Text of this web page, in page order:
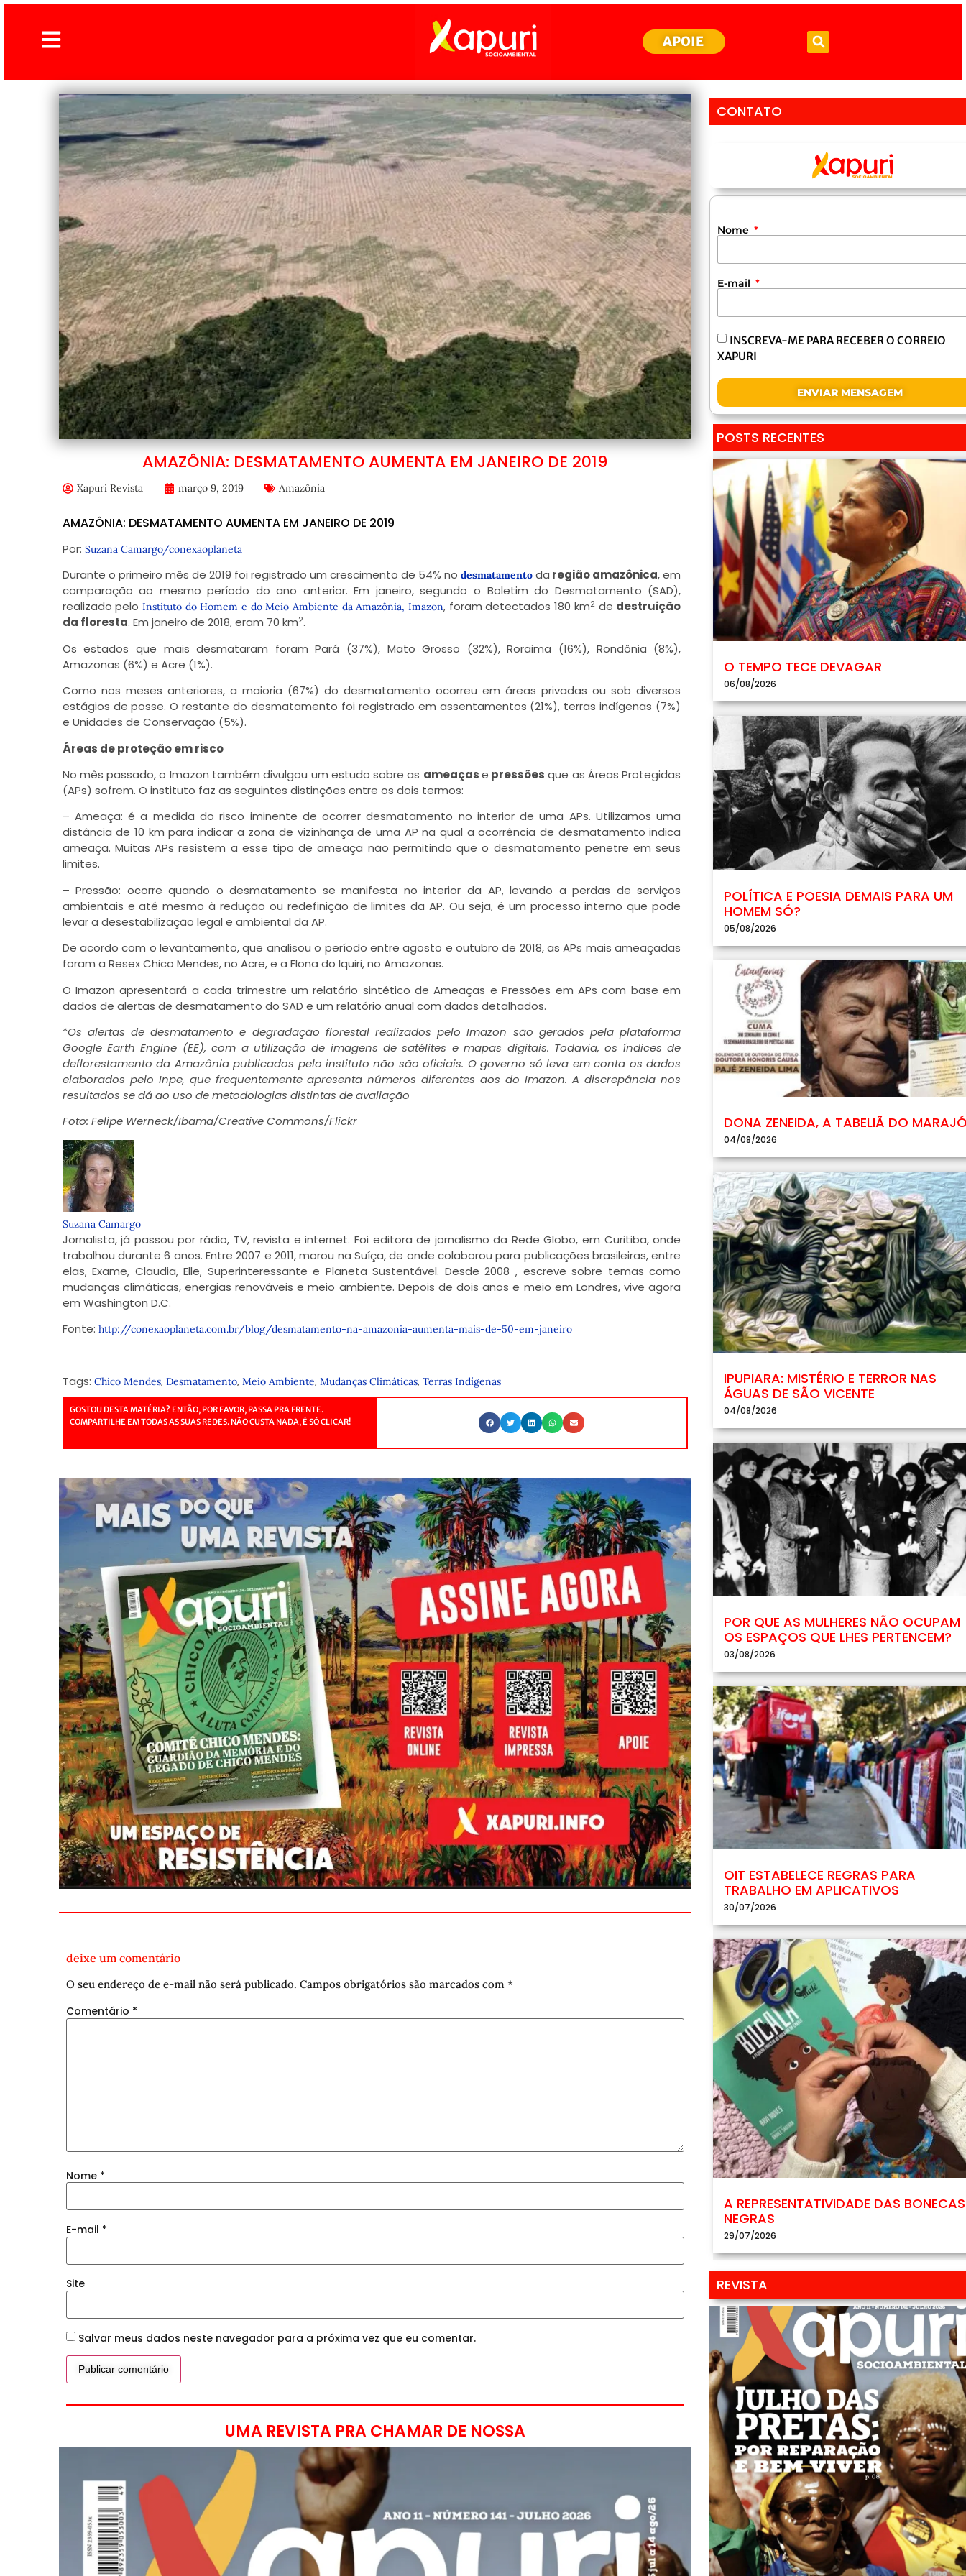
APOIE
AMAZÔNIA: DESMATAMENTO AUMENTA EM JANEIRO DE 2019
Xapuri Revista março 9, 2019 Amazônia
AMAZÔNIA: DESMATAMENTO AUMENTA EM JANEIRO DE 2019
Por: Suzana Camargo/conexaoplaneta
Durante o primeiro mês de 2019 foi registrado um crescimento de 54% nodesmatamento da região amazônica, em
comparação ao mesmo período do ano anterior. Em janeiro, segundo o Boletim do Desmatamento (SAD),
realizado peloInstituto do Homem e do Meio Ambiente da Amazônia, Imazon, foram detectados 180 km2de destruição
da floresta. Em janeiro de 2018, eram 70 km2.
Os estados que mais desmataram foram Pará (37%), Mato Grosso (32%), Roraima (16%), Rondônia (8%),
Amazonas (6%) e Acre (1%).
Como nos meses anteriores, a maioria (67%) do desmatamento ocorreu em áreas privadas ou sob diversos
estágios de posse. O restante do desmatamento foi registrado em assentamentos (21%), terras indígenas (7%)
e Unidades de Conservação (5%).
Áreas de proteção em risco
No mês passado, o Imazon também divulgou um estudo sobre as ameaçase pressões que as Áreas Protegidas
(APs) sofrem. O instituto faz as seguintes distinções entre os dois termos:
– Ameaça: é a medida do risco iminente de ocorrer desmatamento no interior de uma APs. Utilizamos uma
distância de 10 km para indicar a zona de vizinhança de uma AP na qual a ocorrência de desmatamento indica
ameaça. Muitas APs resistem a esse tipo de ameaça não permitindo que o desmatamento penetre em seus
limites.
– Pressão: ocorre quando o desmatamento se manifesta no interior da AP, levando a perdas de serviços
ambientais e até mesmo à redução ou redefinição de limites da AP. Ou seja, é um processo interno que pode
levar a desestabilização legal e ambiental da AP.
De acordo com o levantamento, que analisou o período entre agosto e outubro de 2018, as APs mais ameaçadas
foram a Resex Chico Mendes, no Acre, e a Flona do Iquiri, no Amazonas.
O Imazon apresentará a cada trimestre um relatório sintético de Ameaças e Pressões em APs com base em
dados de alertas de desmatamento do SAD e um relatório anual com dados detalhados.
*Os alertas de desmatamento e degradação florestal realizados pelo Imazon são gerados pela plataforma
Google Earth Engine (EE), com a utilização de imagens de satélites e mapas digitais. Todavia, os índices de
deflorestamento da Amazônia publicados pelo instituto não são oficiais. O governo só leva em conta os dados
elaborados pelo Inpe, que frequentemente apresenta números diferentes aos do Imazon. A discrepância nos
resultados se dá ao uso de metodologias distintas de avaliação
Foto: Felipe Werneck/Ibama/Creative Commons/Flickr
Suzana Camargo
Jornalista, já passou por rádio, TV, revista e internet. Foi editora de jornalismo da Rede Globo, em Curitiba, onde
trabalhou durante 6 anos. Entre 2007 e 2011, morou na Suíça, de onde colaborou para publicações brasileiras, entre
elas, Exame, Claudia, Elle, Superinteressante e Planeta Sustentável. Desde 2008 , escreve sobre temas como
mudanças climáticas, energias renováveis e meio ambiente. Depois de dois anos e meio em Londres, vive agora
em Washington D.C.
Fonte: http://conexaoplaneta.com.br/blog/desmatamento-na-amazonia-aumenta-mais-de-50-em-janeiro
Tags: Chico Mendes, Desmatamento, Meio Ambiente, Mudanças Climáticas, Terras Indígenas
GOSTOU DESTA MATÉRIA? ENTÃO, POR FAVOR, PASSA PRA FRENTE.
COMPARTILHE EM TODAS AS SUAS REDES. NÃO CUSTA NADA, É SÓ CLICAR!
deixe um comentário
O seu endereço de e-mail não será publicado. Campos obrigatórios são marcados com *
Comentário *
Nome *
E-mail *
Site
Salvar meus dados neste navegador para a próxima vez que eu comentar.
UMA REVISTA PRA CHAMAR DE NOSSA
CONTATO
Nome
E-mail
INSCREVA-ME PARA RECEBER O CORREIO
XAPURI
ENVIAR MENSAGEM
POSTS RECENTES
O TEMPO TECE DEVAGAR
06/08/2026
POLÍTICA E POESIA DEMAIS PARA UM
HOMEM SÓ?
05/08/2026
DONA ZENEIDA, A TABELIÃ DO
04/08/2026
IPUPIARA: MISTÉRIO E TERROR NAS
ÁGUAS DE SÃO VICENTE
04/08/2026
POR QUE AS MULHERES NÃO OCUPAM
OS ESPAÇOS QUE LHES PERTENCEM?
03/08/2026
OIT ESTABELECE REGRAS PARA
TRABALHO EM APLICATIVOS
30/07/2026
A REPRESENTATIVIDADE DAS BONECAS
NEGRAS
29/07/2026
REVISTA